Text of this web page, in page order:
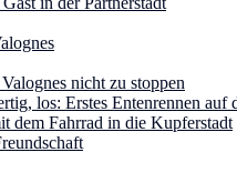
nicht zu stoppen
los: Erstes Entenrennen auf
dem Fahrrad in die Kupferstadt